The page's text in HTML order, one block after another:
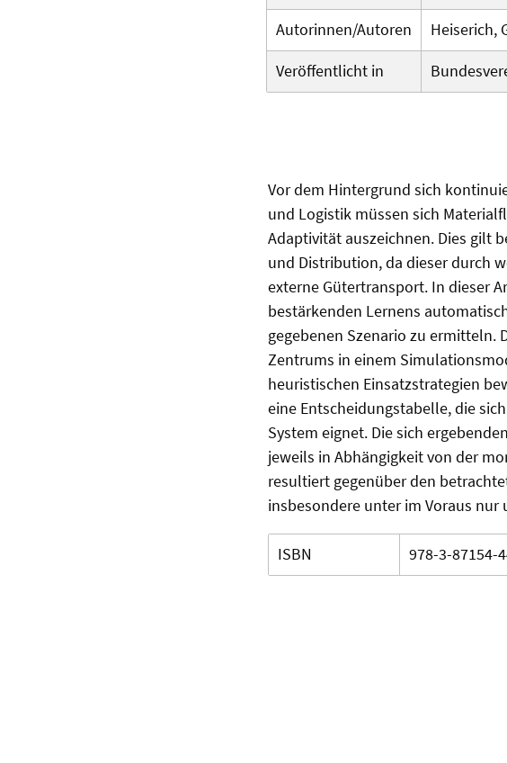
Autorinnen/Autoren
Heiserich,
Veröffentlicht in
Vor dem Hintergrund sich
und Logistik müssen sich
Adaptivität auszeichnen. Dies gilt
und Distribution, da dieser durch
externe Gütertransport. In dieser
bestärkenden Lernens
gegebenen Szenario zu ermitteln.
Zentrums in einem
heuristischen Einsatzstrategien
eine Entscheidungstabelle, die
System eignet. Die sich
jeweils in Abhängigkeit von der
resultiert gegenüber den
insbesondere unter im Voraus
ISBN 978-3-87154-